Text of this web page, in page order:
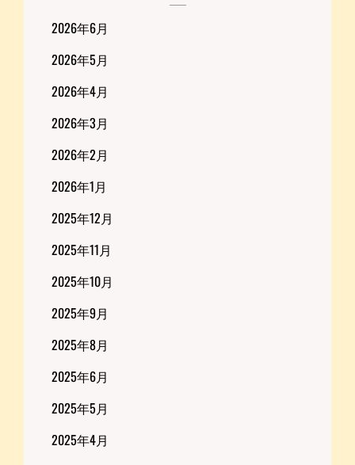
2026年6月
2026年5月
2026年4月
2026年3月
2026年2月
2026年1月
2025年12月
2025年11月
2025年10月
2025年9月
2025年8月
2025年6月
2025年5月
2025年4月